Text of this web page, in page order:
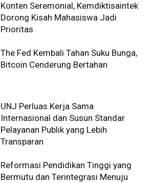
Konten Seremonial, Kemdiktisaintek
Dorong Kisah Mahasiswa Jadi
Prioritas
The Fed Kembali Tahan Suku Bunga,
Bitcoin Cenderung Bertahan
UNJ Perluas Kerja Sama
Internasional dan Susun Standar
Pelayanan Publik yang Lebih
Transparan
Reformasi Pendidikan Tinggi yang
Bermutu dan Terintegrasi Menuju